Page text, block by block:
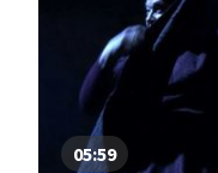
05:59